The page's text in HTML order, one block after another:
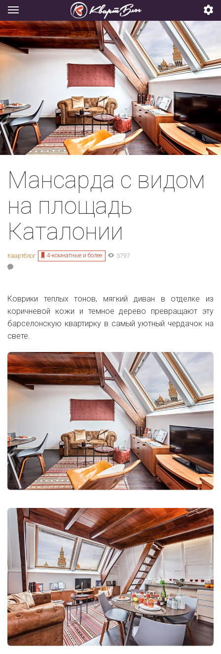
Мансарда с видом
на площадь
Каталонии
Квартблог 4-комнатные и более 3797
Коврики теплых тонов, мягкий диван в отделке из
коричневой кожи и темное дерево превращают эту
барселонскую квартирку в самый уютный чердачок на
свете.